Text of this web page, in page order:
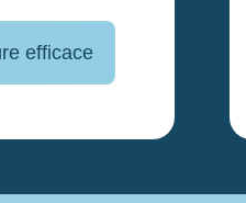
vos créances
internationales